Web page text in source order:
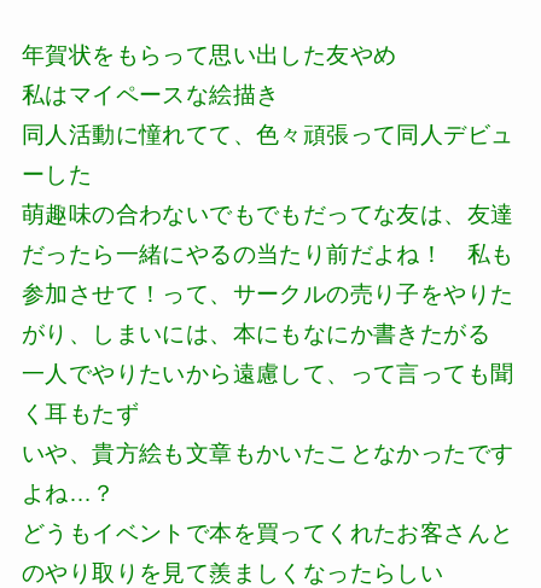
年賀状をもらって思い出した友やめ
私はマイペースな絵描き
同人活動に憧れてて、色々頑張って同人デビュ
ーした
萌趣味の合わないでもでもだってな友は、友達
だったら一緒にやるの当たり前だよね！ 私も
参加させて！って、サークルの売り子をやりた
がり、しまいには、本にもなにか書きたがる
一人でやりたいから遠慮して、って言っても聞
く耳もたず
いや、貴方絵も文章もかいたことなかったです
よね…？
どうもイベントで本を買ってくれたお客さんと
のやり取りを見て羨ましくなったらしい